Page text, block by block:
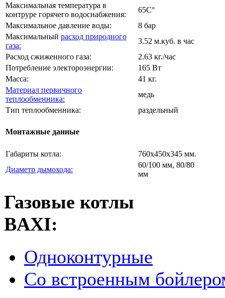
Максимальная температура в
контруре горячего водоснабжения:
65C°
Максимальное давление воды:
8 бар
Максимальный расход природного
газа:
3.52 м.куб. в час
Расход сжиженного газа:
2.63 кг./час
Потребление электороэнергии:
165 Вт
Масса:
41 кг.
Материал первичного
теплообменника:
медь
Тип теплообменника:
раздельный
Монтажные данные
Габариты котла:
760х450х345 мм.
Диаметр дымохода:
60/100 мм, 80/80
мм
Газовые котлы
BAXI:
Одноконтурные
Со встроенным